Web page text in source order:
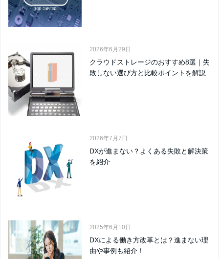
2026年6月29日
クラウドストレージのおすすめ8選｜失
敗しない選び方と比較ポイントを解説
2026年7月7日
DXが進まない？よくある失敗と解決策
を紹介
2025年6月10日
DXによる働き方改革とは？進まない理
由や事例も紹介！